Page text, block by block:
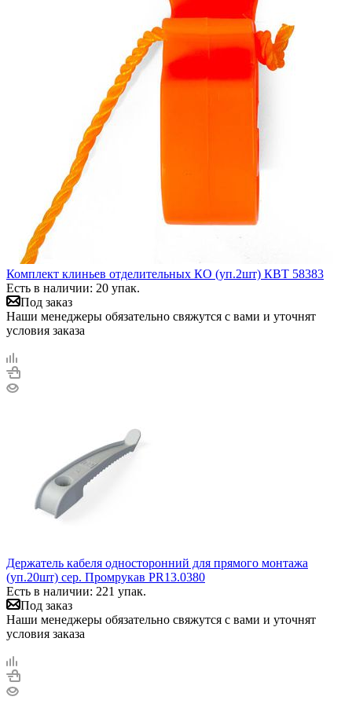
Комплект клиньев отделительных КО (уп.2шт) КВТ 58383
Есть в наличии: 20 упак.
Под заказ
Наши менеджеры обязательно свяжутся с вами и уточнят
условия заказа
Держатель кабеля односторонний для прямого монтажа
(уп.20шт) сер. Промрукав PR13.0380
Есть в наличии: 221 упак.
Под заказ
Наши менеджеры обязательно свяжутся с вами и уточнят
условия заказа